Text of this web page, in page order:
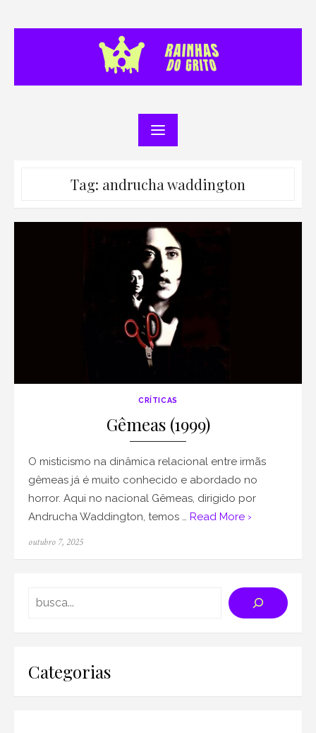
Tag: andrucha waddington
CRÍTICAS
Gêmeas (1999)
O misticismo na dinâmica relacional entre irmãs
gêmeas já é muito conhecido e abordado no
horror. Aqui no nacional Gêmeas, dirigido por
Andrucha Waddington, temos … Read More ›
Posted
outubro 7, 2025
Search
Categorias